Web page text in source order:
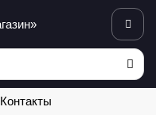
Контакты